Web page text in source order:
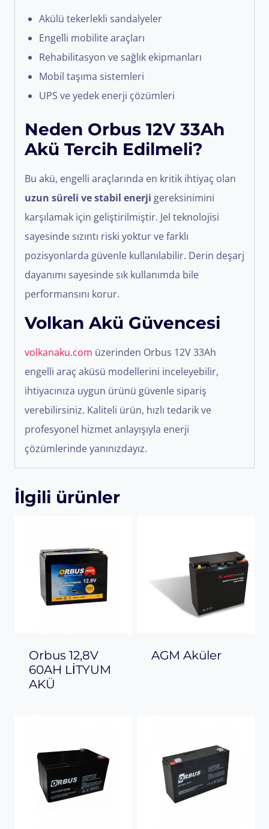
Akülü tekerlekli sandalyeler
Engelli mobilite araçları
Rehabilitasyon ve sağlık ekipmanları
Mobil taşıma sistemleri
UPS ve yedek enerji çözümleri
Neden Orbus 12V 33Ah
Akü Tercih Edilmeli?
Bu akü, engelli araçlarında en kritik ihtiyaç olan
uzun süreli ve stabil enerji gereksinimini
karşılamak için geliştirilmiştir. Jel teknolojisi
sayesinde sızıntı riski yoktur ve farklı
pozisyonlarda güvenle kullanılabilir. Derin deşarj
dayanımı sayesinde sık kullanımda bile
performansını korur.
Volkan Akü Güvencesi
volkanaku.com üzerinden Orbus 12V 33Ah
engelli araç aküsü modellerini inceleyebilir,
ihtiyacınıza uygun ürünü güvenle sipariş
verebilirsiniz. Kaliteli ürün, hızlı tedarik ve
profesyonel hizmet anlayışıyla enerji
çözümlerinde yanınızdayız.
İlgili ürünler
Orbus 12,8V
60AH LİTYUM
AKÜ
AGM Aküler